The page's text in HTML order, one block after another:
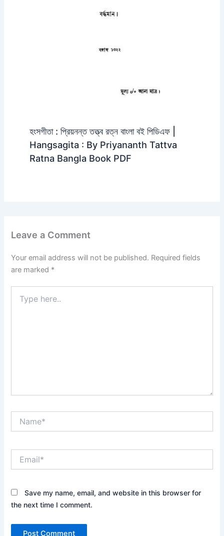
হংসগীতা : প্রিয়নন্ত তত্ত্ব রত্ন বাংলা বই পিডিএফ |
Hangsagita : By Priyananth Tattva
Ratna Bangla Book PDF
Leave a Comment
Your email address will not be published. Required fields
are marked *
here..
Save my name, email, and website in this browser for
the next time I comment.